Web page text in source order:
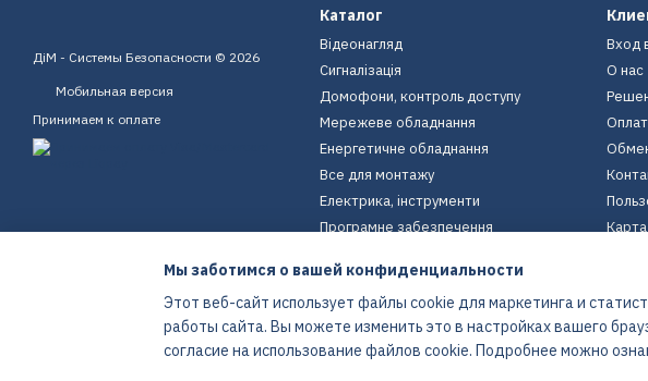
ДіМ - Системы Безопасности © 2026
Мобильная версия
Принимаем к оплате
Интернет-магазин создан с Хорошоп
Каталог
Відеонагляд
Сигналізація
Домофони, контроль доступу
Мережеве обладнання
Енергетичне обладнання
Все для монтажу
Електрика, інструменти
Програмне забезпечення
Екіпірування
Енергетичне обладнання
Вход
О нас
Мы заботимся о вашей конфиденциальности
Этот веб-сайт использует файлы cookie для маркетинга и
работы сайта. Вы можете изменить это в настройках вашего
согласие на использование файлов cookie. Подробнее можно